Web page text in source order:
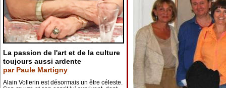
La passion de l'art et de la culture
toujours aussi ardente
par Paule Martigny
Alain Vollerin est désormais un être céleste.